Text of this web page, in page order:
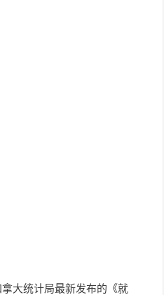
大统计局最新发布的《就